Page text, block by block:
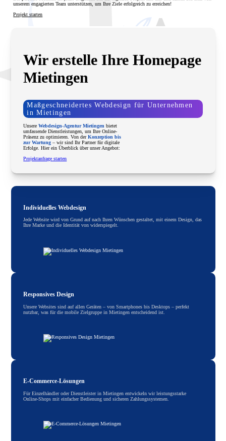
unserem engagierten Team unterstützen, um Ihre Ziele erfolgreich zu erreichen!
Projekt starten
Wir erstelle Ihre Homepage
Mietingen
Maßgeschneidertes Webdesign für Unternehmen
in Mietingen
UnsereWebdesign-Agentur Mietingen bietet
umfassende Dienstleistungen, um Ihre Online-
Präsenz zu optimieren. Von derKonzeption bis
zur Wartung – wir sind Ihr Partner für digitale
Erfolge. Hier ein Überblick über unser Angebot:
Projektanfrage starten
Individuelles Webdesign
Jede Website wird von Grund auf nach Ihren Wünschen gestaltet, mit einem Design, das
Ihre Marke und die Identität von widerspiegelt.
Responsives Design
Unsere Websites sind auf allen Geräten – von Smartphones bis Desktops – perfekt
nutzbar, was für die mobile Zielgruppe in Mietingen entscheidend ist.
E-Commerce-Lösungen
Für Einzelhändler oder Dienstleister in Mietingen entwickeln wir leistungsstarke
Online-Shops mit einfacher Bedienung und sicheren Zahlungssystemen.